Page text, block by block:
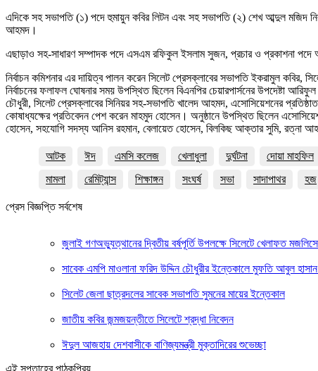
এদিকে সহ সভাপতি (১) পদে হুমায়ুন কবির লিটন এবং সহ সভাপতি (২) শেখ আব্দুল মজিদ
আহমদ।
এছাড়াও সহ-সাধারণ সম্পাদক পদে এসএম রফিকুল ইসলাম সুজন, প্রচার ও প্রকাশনা পদে
নির্বাচন কমিশনার এর দায়িত্ব পালন করেন সিলেট প্রেসক্লাবের সভাপতি ইকরামুল কবির,
নির্বাচনের ফলাফল ঘোষনার সময় উপস্থিত ছিলেন বিএনপির চেয়ারপার্সনের উপদেষ্টা
চৌধুরী, সিলেট প্রেসক্লাবের সিনিয়র সহ-সভাপতি খালেদ আহমদ, এসোসিয়েশনের
কোষাধ্যক্ষের প্রতিবেদন পেশ করেন মাহমুদ হোসেন। অনুষ্ঠানে উপস্থিত ছিলেন
হোসেন, সহযোগি সদস্য আনিস রহমান, বেলায়েত হোসেন, বিলকিছ আক্তার সুমি, রত্না
আটক ঈদ এমসি কলেজ খেলাধুলা দুর্ঘটনা দোয়া মাহফিল
মামলা
রেমিট্যান্স শিক্ষাঙ্গন সংঘর্ষ সভা সাদাপাথর হজ
প্রেস বিজ্ঞপ্তি সর্বশেষ
জুলাই গণঅভ্যুত্থানের দ্বিতীয় বর্ষপূর্তি উপলক্ষে সিলেটে খেলাফত
সাবেক এমপি মাওলানা ফরিদ উদ্দিন চৌধুরীর ইন্তেকালে মুফতি আবুল
সিলেট জেলা ছাত্রদলের সাবেক সভাপতি সুমনের মায়ের ইন্তেকাল
জাতীয় কবির জন্মজয়ন্তীতে সিলেটে শ্রদ্ধা নিবেদন
ঈদুল আজহায় দেশবাসীকে বাণিজ্যমন্ত্রী মুক্তাদিরের শুভেচ্ছা
এই সপ্তাহের পাঠকপ্রিয়